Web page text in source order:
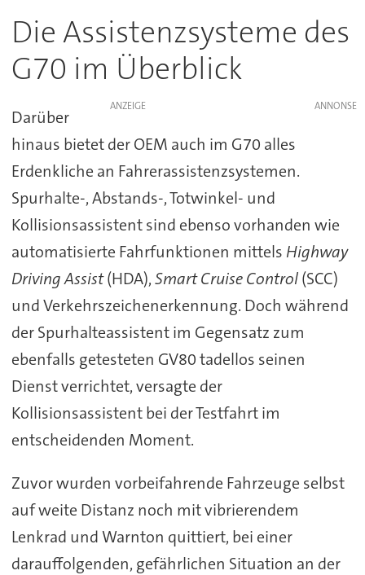
Die Assistenzsysteme des
G70 im Überblick
ANZEIGE
Darüber
hinaus bietet der OEM auch im G70 alles
Erdenkliche an Fahrerassistenzsystemen.
Spurhalte-, Abstands-, Totwinkel- und
Kollisionsassistent sind ebenso vorhanden wie
automatisierte Fahrfunktionen mittels Highway
Driving Assist(HDA),Smart Cruise Control(SCC)
und Verkehrszeichenerkennung. Doch während
der Spurhalteassistent im Gegensatz zum
ebenfalls getesteten GV80 tadellos seinen
Dienst verrichtet, versagte der
Kollisionsassistent bei der Testfahrt im
entscheidenden Moment.
Zuvor wurden vorbeifahrende Fahrzeuge selbst
auf weite Distanz noch mit vibrierendem
Lenkrad und Warnton quittiert, bei einer
darauffolgenden, gefährlichen Situation an der